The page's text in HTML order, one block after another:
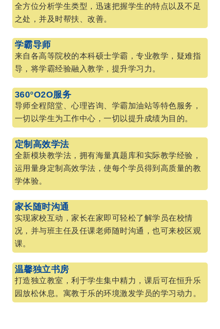
全方位分析学生类型，迅速把握学生的特点以及不足
之处，并及时帮扶、改善。
学霸导师
来自各高等院校的本科硕士学霸，专业教学，疑难指
导，将学霸经验融入教学，提升学习力。
360°O2O服务
导师全程陪堂、心理咨询、学霸加油站等特色服务，
一切以学生为工作中心，一切以提升成绩为目的。
定制高效学法
全新模块教学法，拥有海量真题库和实际教学经验，
运用量身定制高效学法，使每个学员得到高质量的教
学体验。
家长随时沟通
实现家校互动，家长在家即可轻松了解学员在校情
况，并与班主任及任课老师随时沟通，也可来校区观
课。
温馨独立书房
打造独立教室，利于学生集中精力，课后可在恒升乐
园放松休息。寓教于乐的环境激发学员的学习动力。